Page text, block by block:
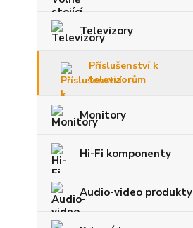
Televizory
Příslušenství k
televizorům
Monitory
Hi-Fi komponenty
Audio-video produkty